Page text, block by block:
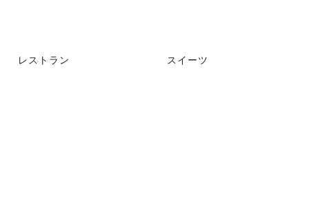
レストラン スイーツ